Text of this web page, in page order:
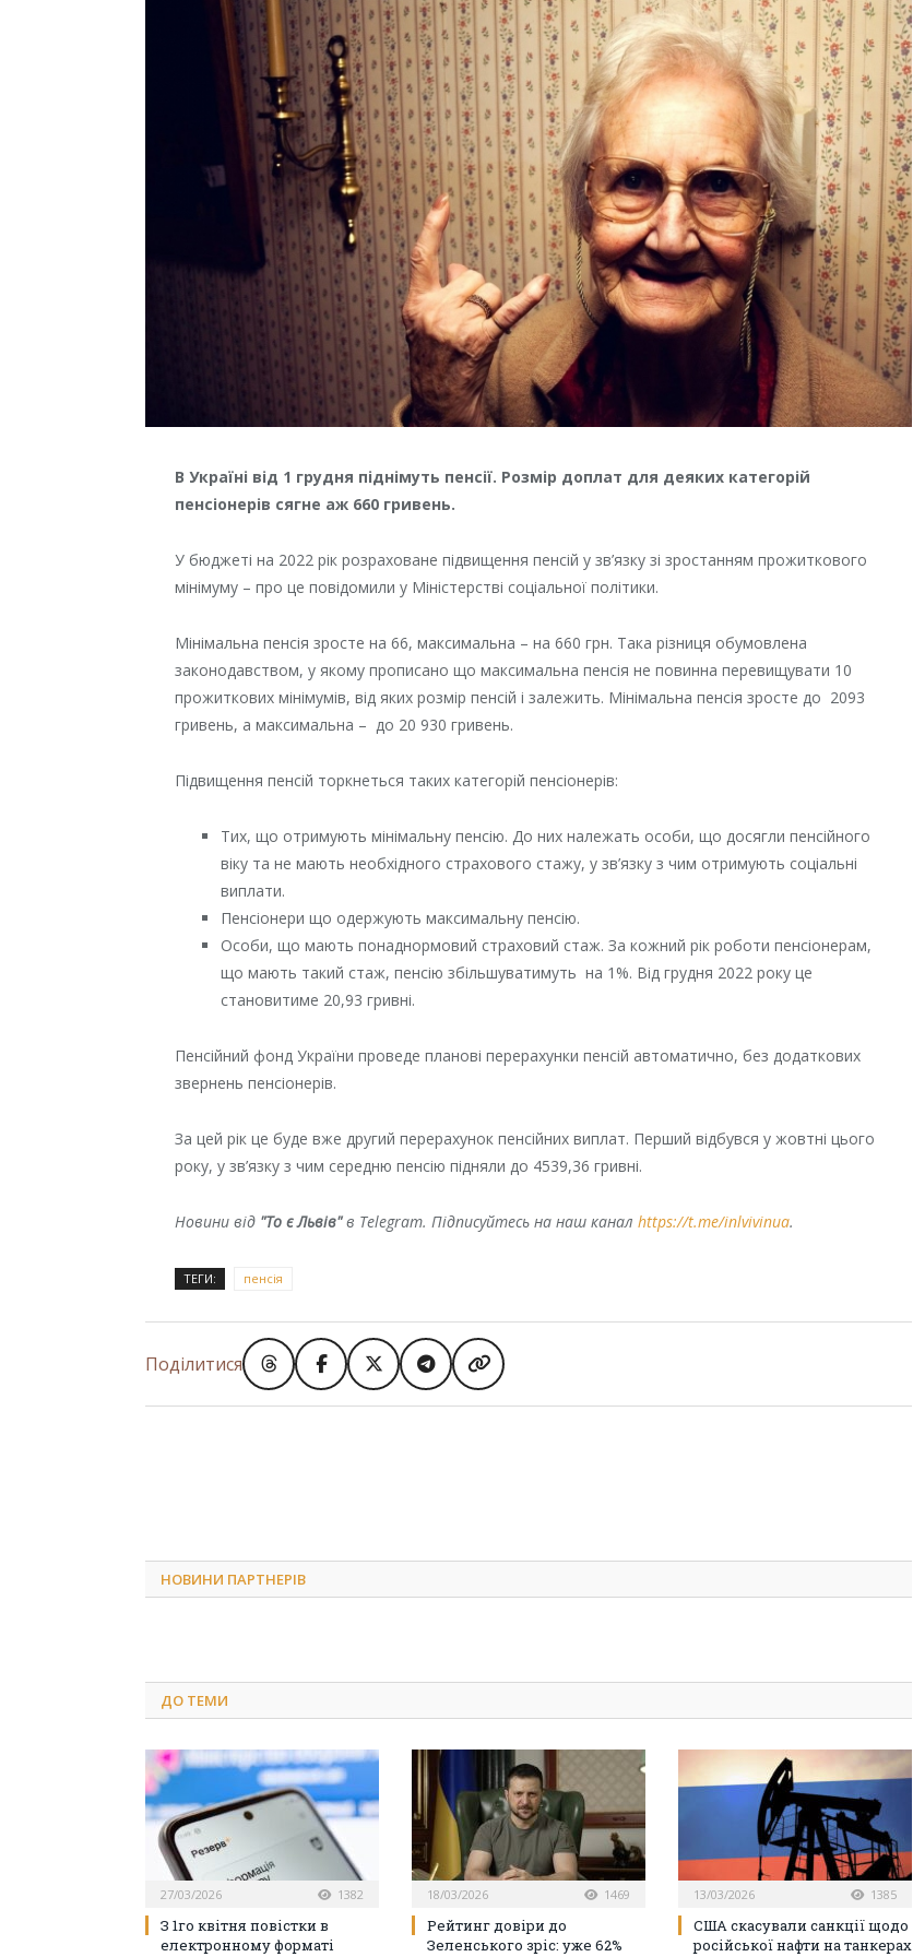
В Україні від 1 грудня піднімуть пенсії. Розмір доплат для деяких категорій
пенсіонерів сягне аж 660 гривень.
У бюджеті на 2022 рік розраховане підвищення пенсій у зв’язку зі зростанням прожиткового
мінімуму – про це повідомили у Міністерстві соціальної політики.
Мінімальна пенсія зросте на 66, максимальна – на 660 грн. Така різниця обумовлена
законодавством, у якому прописано що максимальна пенсія не повинна перевищувати 10
прожиткових мінімумів, від яких розмір пенсій і залежить. Мінімальна пенсія зросте до 2093
гривень, а максимальна – до 20 930 гривень.
Підвищення пенсій торкнеться таких категорій пенсіонерів:
Тих, що отримують мінімальну пенсію. До них належать особи, що досягли пенсійного
віку та не мають необхідного страхового стажу, у зв’язку з чим отримують соціальні
виплати.
Пенсіонери що одержують максимальну пенсію.
Особи, що мають понаднормовий страховий стаж. За кожний рік роботи пенсіонерам,
що мають такий стаж, пенсію збільшуватимуть на 1%. Від грудня 2022 року це
становитиме 20,93 гривні.
Пенсійний фонд України проведе планові перерахунки пенсій автоматично, без додаткових
звернень пенсіонерів.
За цей рік це буде вже другий перерахунок пенсійних виплат. Перший відбувся у жовтні цього
року, у зв’язку з чим середню пенсію підняли до 4539,36 гривні.
Новини від "То є Львів"в Telegram. Підписуйтесь на наш каналhttps://t.me/inlvivinua.
ТЕГИ: пенсія
Поділитися
НОВИНИ ПАРТНЕРІВ
ДО ТЕМИ
27/03/2026 1382
З 1го квітня повістки в
електронному форматі
18/03/2026 1469
Рейтинг довіри до
Зеленського зріс: уже 62%
13/03/2026 1385
США скасували санкції щодо
російської нафти на танкерах